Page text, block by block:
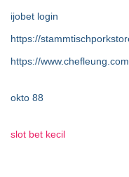
ijobet login
https://
https://
okto 88
slot bet kecil